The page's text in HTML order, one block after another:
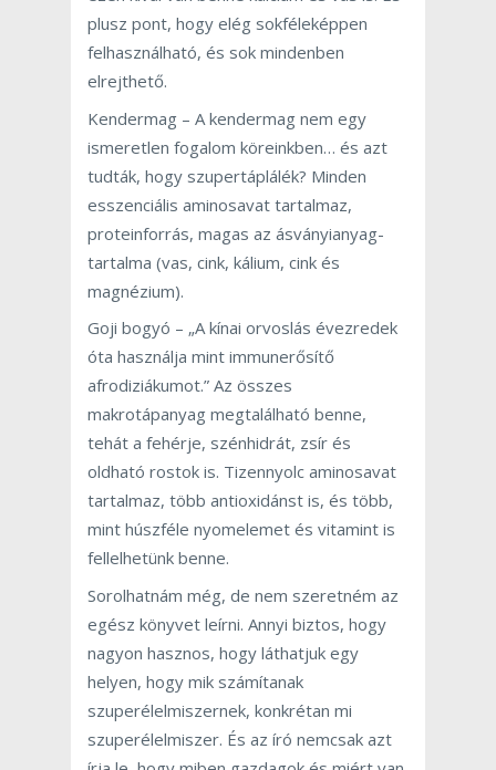
plusz pont, hogy elég sokféleképpen
felhasználható, és sok mindenben
elrejthető.
Kendermag – A kendermag nem egy
ismeretlen fogalom köreinkben… és azt
tudták, hogy szupertáplálék? Minden
esszenciális aminosavat tartalmaz,
proteinforrás, magas az ásványianyag-
tartalma (vas, cink, kálium, cink és
magnézium).
Goji bogyó – „A kínai orvoslás évezredek
óta használja mint immunerősítő
afrodiziákumot.” Az összes
makrotápanyag megtalálható benne,
tehát a fehérje, szénhidrát, zsír és
oldható rostok is. Tizennyolc aminosavat
tartalmaz, több antioxidánst is, és több,
mint húszféle nyomelemet és vitamint is
fellelhetünk benne.
Sorolhatnám még, de nem szeretném az
egész könyvet leírni. Annyi biztos, hogy
nagyon hasznos, hogy láthatjuk egy
helyen, hogy mik számítanak
szuperélelmiszernek, konkrétan mi
szuperélelmiszer. És az író nemcsak azt